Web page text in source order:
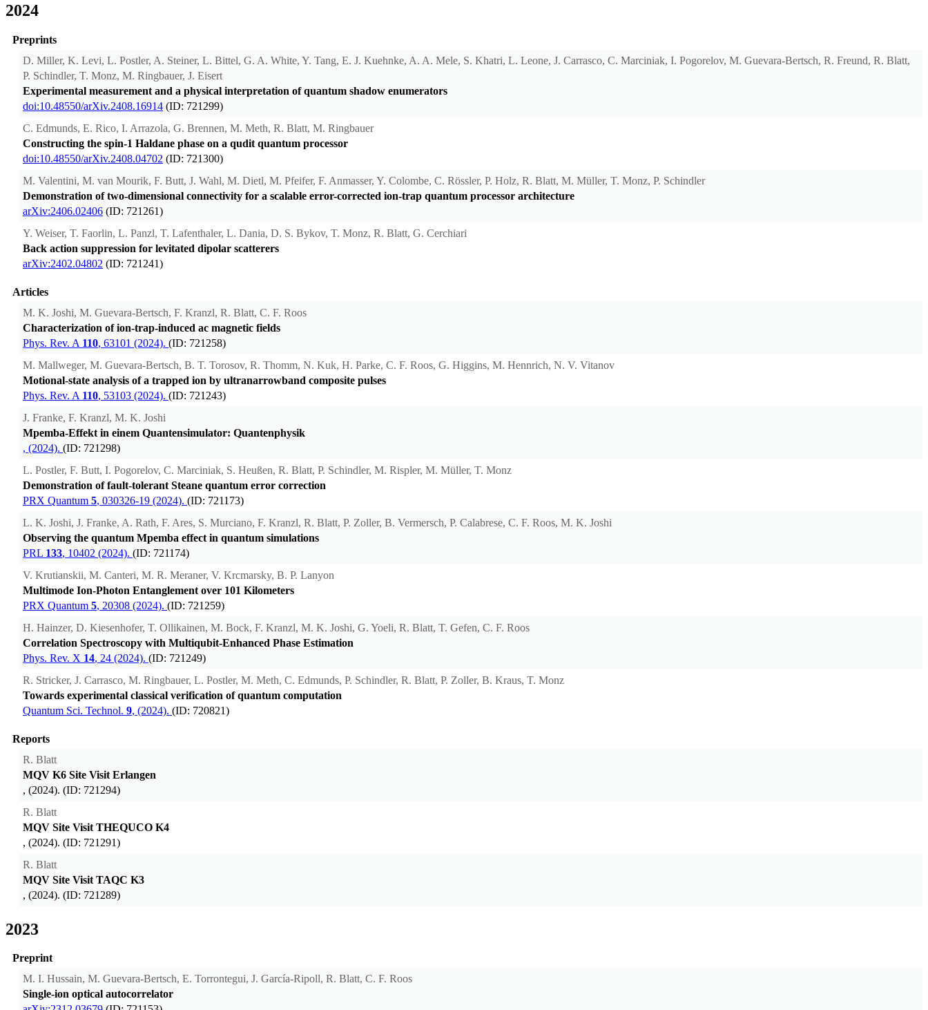
2024
Preprints
D. Miller, K. Levi, L. Postler, A. Steiner, L. Bittel, G. A. White, Y. Tang, E. J. Kuehnke, A. A. Mele, S. Khatri, L. Leone, J. Carrasco, C. Marciniak, I. Pogorelov, M. Guevara-Bertsch, R. Freund, R. Blatt,
P. Schindler, T. Monz, M. Ringbauer, J. Eisert
Experimental measurement and a physical interpretation of quantum shadow enumerators
doi:10.48550/arXiv.2408.16914 (ID: 721299)
C. Edmunds, E. Rico, I. Arrazola, G. Brennen, M. Meth, R. Blatt, M. Ringbauer
Constructing the spin-1 Haldane phase on a qudit quantum processor
doi:10.48550/arXiv.2408.04702 (ID: 721300)
M. Valentini, M. van Mourik, F. Butt, J. Wahl, M. Dietl, M. Pfeifer, F. Anmasser, Y. Colombe, C. Rössler, P. Holz, R. Blatt, M. Müller, T. Monz, P. Schindler
Demonstration of two-dimensional connectivity for a scalable error-corrected ion-trap quantum processor architecture
arXiv:2406.02406 (ID: 721261)
Y. Weiser, T. Faorlin, L. Panzl, T. Lafenthaler, L. Dania, D. S. Bykov, T. Monz, R. Blatt, G. Cerchiari
Back action suppression for levitated dipolar scatterers
arXiv:2402.04802 (ID: 721241)
Articles
M. K. Joshi, M. Guevara-Bertsch, F. Kranzl, R. Blatt, C. F. Roos
Characterization of ion-trap-induced ac magnetic fields
Phys. Rev. A 110, 63101 (2024). (ID: 721258)
M. Mallweger, M. Guevara-Bertsch, B. T. Torosov, R. Thomm, N. Kuk, H. Parke, C. F. Roos, G. Higgins, M. Hennrich, N. V. Vitanov
Motional-state analysis of a trapped ion by ultranarrowband composite pulses
Phys. Rev. A 110, 53103 (2024). (ID: 721243)
J. Franke, F. Kranzl, M. K. Joshi
Mpemba‐Effekt in einem Quantensimulator: Quantenphysik
, (2024). (ID: 721298)
L. Postler, F. Butt, I. Pogorelov, C. Marciniak, S. Heußen, R. Blatt, P. Schindler, M. Rispler, M. Müller, T. Monz
Demonstration of fault-tolerant Steane quantum error correction
PRX Quantum 5, 030326-19 (2024). (ID: 721173)
L. K. Joshi, J. Franke, A. Rath, F. Ares, S. Murciano, F. Kranzl, R. Blatt, P. Zoller, B. Vermersch, P. Calabrese, C. F. Roos, M. K. Joshi
Observing the quantum Mpemba effect in quantum simulations
PRL 133, 10402 (2024). (ID: 721174)
V. Krutianskii, M. Canteri, M. R. Meraner, V. Krcmarsky, B. P. Lanyon
Multimode Ion-Photon Entanglement over 101 Kilometers
PRX Quantum 5, 20308 (2024). (ID: 721259)
H. Hainzer, D. Kiesenhofer, T. Ollikainen, M. Bock, F. Kranzl, M. K. Joshi, G. Yoeli, R. Blatt, T. Gefen, C. F. Roos
Correlation Spectroscopy with Multiqubit-Enhanced Phase Estimation
Phys. Rev. X 14, 24 (2024). (ID: 721249)
R. Stricker, J. Carrasco, M. Ringbauer, L. Postler, M. Meth, C. Edmunds, P. Schindler, R. Blatt, P. Zoller, B. Kraus, T. Monz
Towards experimental classical verification of quantum computation
Quantum Sci. Technol. 9, (2024). (ID: 720821)
Reports
R. Blatt
MQV K6 Site Visit Erlangen
, (2024). (ID: 721294)
R. Blatt
MQV Site Visit THEQUCO K4
, (2024). (ID: 721291)
R. Blatt
MQV Site Visit TAQC K3
, (2024). (ID: 721289)
2023
Preprint
M. I. Hussain, M. Guevara-Bertsch, E. Torrontegui, J. García-Ripoll, R. Blatt, C. F. Roos
Single-ion optical autocorrelator